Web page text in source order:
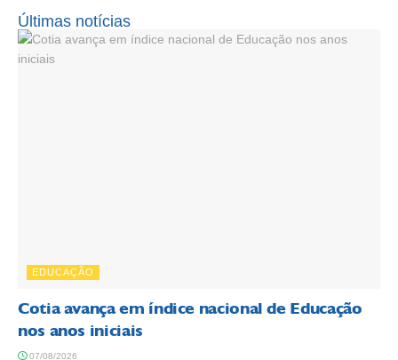
Últimas notícias
EDUCAÇÃO
Cotia avança em índice nacional de Educação
nos anos iniciais
07/08/2026